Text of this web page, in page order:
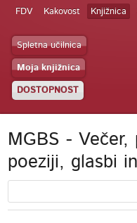
FDV Kakovost Knjižnica
Spletna učilnica
Moja knjižnica
DOSTOPNOST
MGBS - Večer,
poeziji, glasbi